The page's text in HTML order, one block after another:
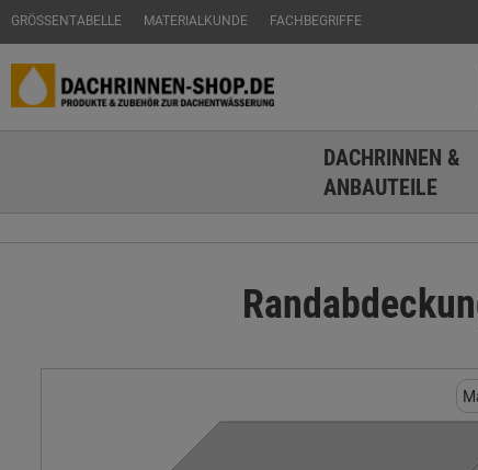
GRÖSSENTABELLE MATERIALKUNDE FACHBEGRIFFE
DACHRINNEN &
ANBAUTEILE